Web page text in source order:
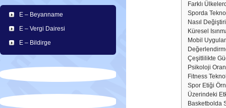
Farklı
Sporda
Nasıl
Küresel
Mobil
Çeşitlilikte
Psikoloji
Fitness
Spor Etiği
Üzerindeki
Basketbolda
E – Beyanname
E – Vergi Dairesi
E – Bildirge